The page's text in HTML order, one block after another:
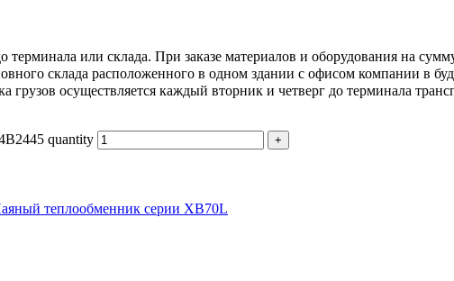
терминала или склада. При заказе материалов и оборудования на
склада расположенного в одном здании с офисом компании в
грузов осуществляется каждый вторник и четверг до терминала
quantity
теплообменник серии XB70L